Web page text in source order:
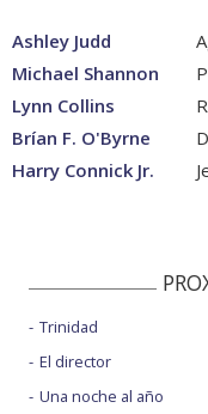
Ashley Judd
Michael Shannon
Lynn Collins
Brían F. O'Byrne
Harry Connick Jr.
Trinidad
El director
Una noche al año